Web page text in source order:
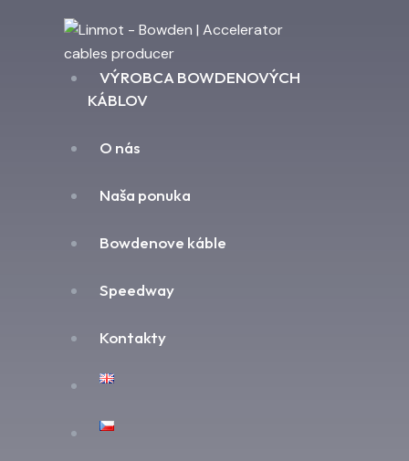
VÝROBCA BOWDENOVÝCH
KÁBLOV
O nás
Naša ponuka
Bowdenove káble
Speedway
Kontakty